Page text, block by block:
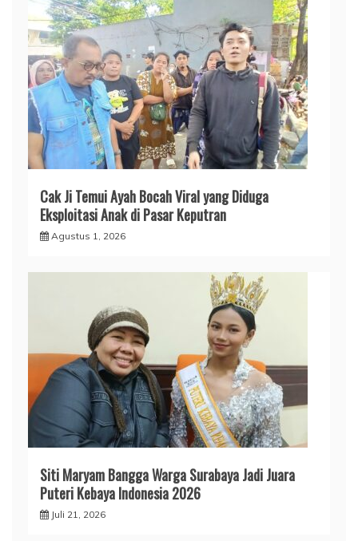
Cak Ji Temui Ayah Bocah Viral yang Diduga
Eksploitasi Anak di Pasar Keputran
Agustus 1, 2026
Siti Maryam Bangga Warga Surabaya Jadi Juara
Puteri Kebaya Indonesia 2026
Juli 21, 2026